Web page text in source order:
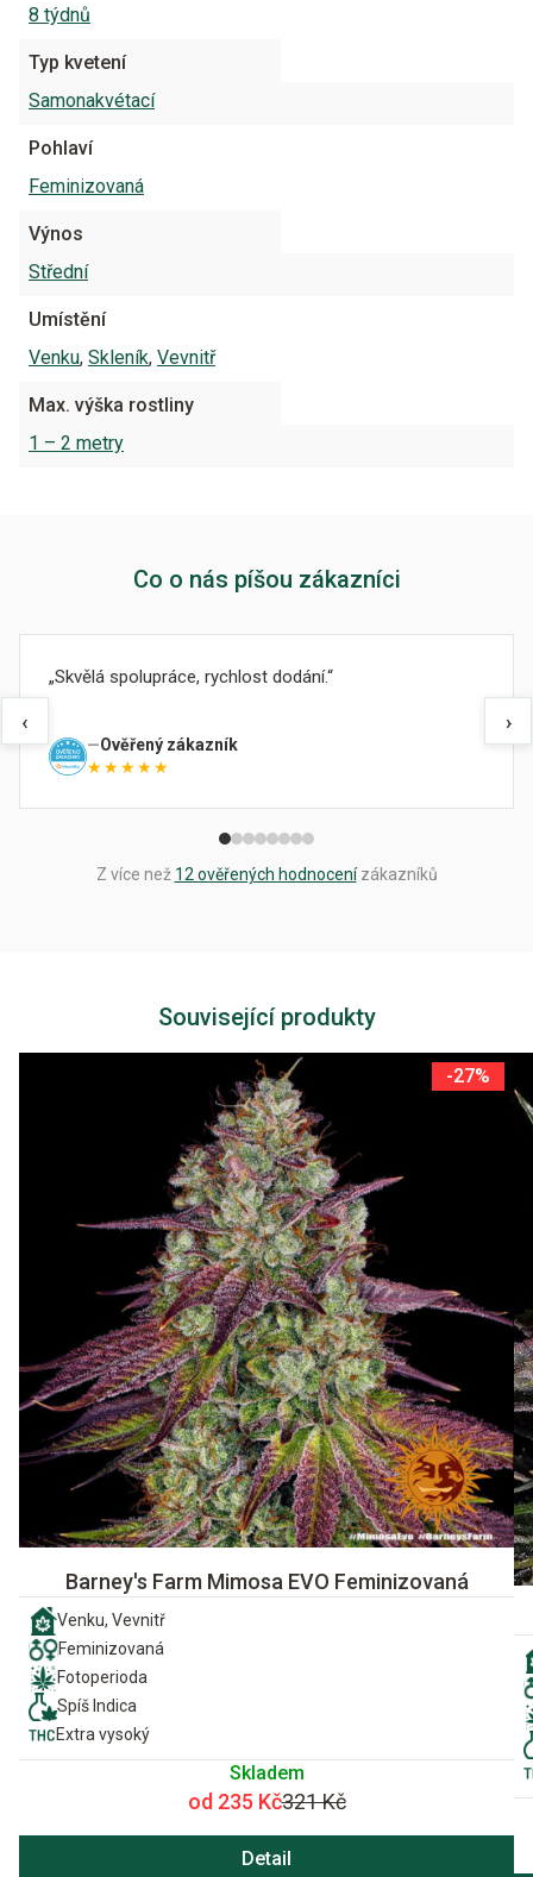
8 týdnů
Typ kvetení
Samonakvétací
Pohlaví
Feminizovaná
Výnos
Střední
Umístění
Venku, Skleník, Vevnitř
Max. výška rostliny
1 – 2 metry
Co o nás píšou zákazníci
‹
Skvělá spolupráce, rychlost dodání.
Ověřený zákazník
★★★★★
›
Z více než 12 ověřených hodnocenízákazníků
Související produkty
-27%
Barney's Farm Mimosa EVO Feminizovaná
Venku, Vevnitř
Feminizovaná
Fotoperioda
Spíš Indica
Extra vysoký
Skladem
od 235 Kč321 Kč
Detail